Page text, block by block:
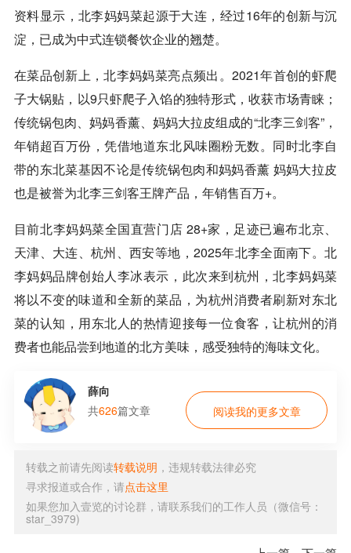
资料显示，北李妈妈菜起源于大连，经过16年的创新与沉
淀，已成为中式连锁餐饮企业的翘楚。
在菜品创新上，北李妈妈菜亮点频出。2021年首创的虾爬
子大锅贴，以9只虾爬子入馅的独特形式，收获市场青睐；
传统锅包肉、妈妈香薰、妈妈大拉皮组成的“北李三剑客”，
年销超百万份，凭借地道东北风味圈粉无数。同时北李自
带的东北菜基因不论是传统锅包肉和妈妈香薰 妈妈大拉皮
也是被誉为北李三剑客王牌产品，年销售百万+。
目前北李妈妈菜全国直营门店 28+家，足迹已遍布北京、
天津、大连、杭州、西安等地，2025年北李全面南下。北
李妈妈品牌创始人李冰表示，此次来到杭州，北李妈妈菜
将以不变的味道和全新的菜品，为杭州消费者刷新对东北
菜的认知，用东北人的热情迎接每一位食客，让杭州的消
费者也能品尝到地道的北方美味，感受独特的海味文化。
薛向
共626篇文章 阅读我的更多文章
转载之前请先阅读转载说明 ，违规转载法律必究
寻求报道或合作，请点击这里
如果您加入壹览的讨论群，请联系我们的工作人员（微信号：
star_3979)